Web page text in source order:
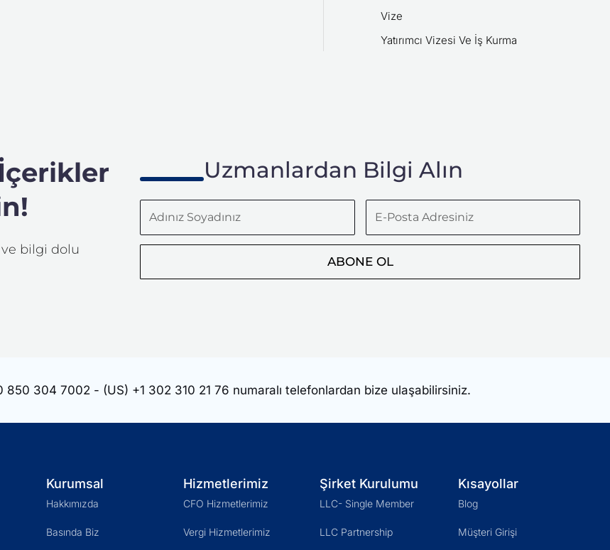
Vize
Yatırımcı Vizesi Ve İş Kurma
bilgi dolu
Uzmanlardan Bilgi Alın
Adınız
Soyadınız
E-
Posta
Adresiniz
ABONE OL
850 304 7002 - (US) +1 302 310 21 76 numaralı telefonlardan bize ulaşabilirsiniz.
Kurumsal
Hakkımızda
Basında Biz
Hizmetlerimiz
CFO Hizmetlerimiz
Vergi Hizmetlerimiz
Şirket Kurulumu
LLC- Single Member
LLC Partnership
Kısayollar
Blog
Müşteri Girişi